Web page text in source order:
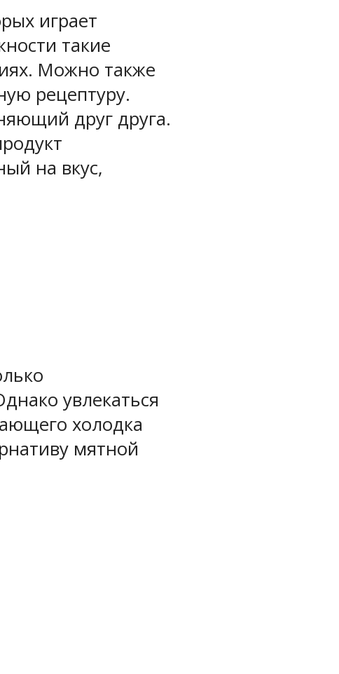
играет
такие
Можно также
рецептуру.
друг друга.
на вкус,
увлекаться
холодка
мятной